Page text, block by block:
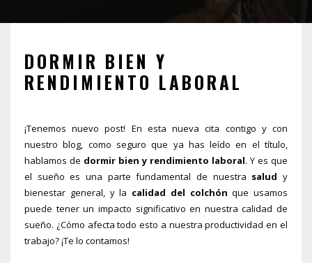
DORMIR BIEN Y
RENDIMIENTO LABORAL
¡Tenemos nuevo post! En esta nueva cita contigo y con
nuestro blog, como seguro que ya has leído en el título,
hablamos de dormir bien y rendimiento laboral. Y es que
el sueño es una parte fundamental de nuestra salud y
bienestar general, y la calidad del colchón que usamos
puede tener un impacto significativo en nuestra calidad de
sueño. ¿Cómo afecta todo esto a nuestra productividad en el
trabajo? ¡Te lo contamos!